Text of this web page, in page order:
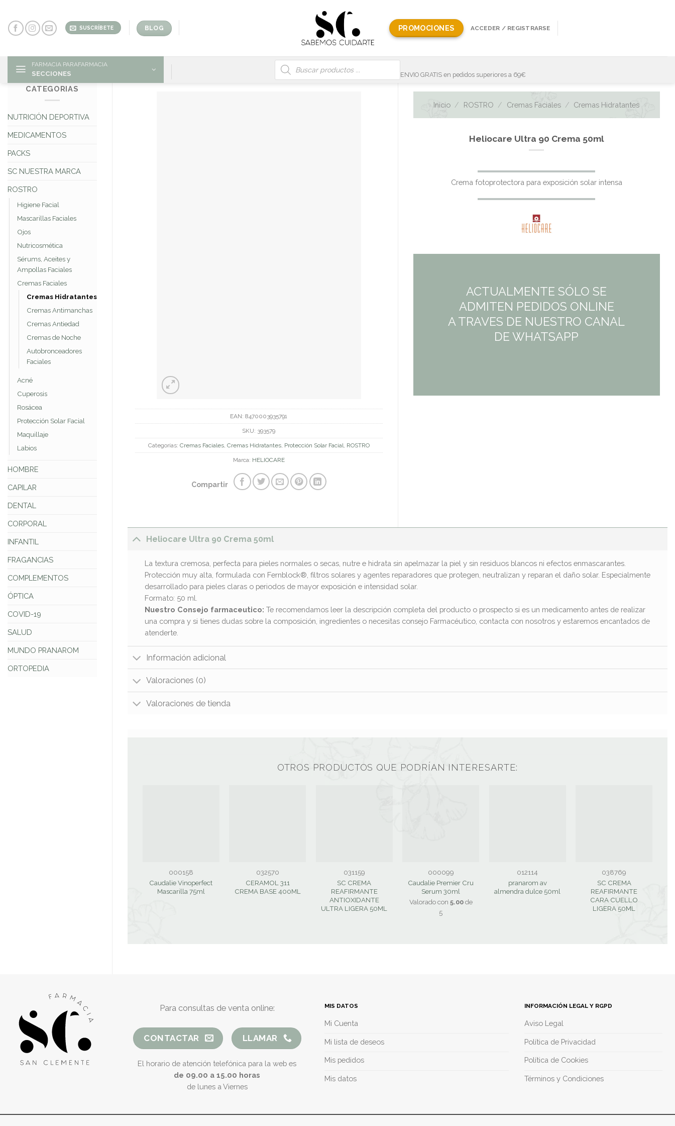
content
SUSCRÍBETE BLOG PROMOCIONES ACCEDER / REGISTRARSE
FARMACIA PARAFARMACIA
SECCIONES
Búsqueda
de
productos
ENVIO GRATIS en pedidos superiores a 69€
CATEGORIAS
NUTRICIÓN DEPORTIVA
MEDICAMENTOS
PACKS
SC NUESTRA MARCA
ROSTRO
Higiene Facial
Mascarillas Faciales
Ojos
Nutricosmética
Sérums, Aceites y
Ampollas Faciales
Cremas Faciales
Cremas Hidratantes
Cremas Antimanchas
Cremas Antiedad
Cremas de Noche
Autobronceadores
Faciales
Acné
Cuperosis
Rosácea
Protección Solar Facial
Maquillaje
Labios
HOMBRE
CAPILAR
DENTAL
CORPORAL
INFANTIL
FRAGANCIAS
COMPLEMENTOS
ÓPTICA
COVID-19
SALUD
MUNDO PRANAROM
ORTOPEDIA
EAN:8470003935791
SKU: 393579
Categorías: Cremas Faciales, Cremas Hidratantes, Protección Solar Facial, ROSTRO
Marca: HELIOCARE
Compartir
Inicio / ROSTRO / Cremas Faciales / Cremas Hidratantes
Heliocare Ultra 90 Crema 50ml
Crema fotoprotectora para exposición solar intensa
ACTUALMENTE SÓLO SE
ADMITEN PEDIDOS ONLINE
A TRAVES DE NUESTRO CANAL
DE WHATSAPP
Heliocare Ultra 90 Crema 50ml
La textura cremosa, perfecta para pieles normales o secas, nutre e hidrata sin apelmazar la piel y sin residuos blancos ni efectos enmascarantes.
Protección muy alta, formulada con Fernblock®, filtros solares y agentes reparadores que protegen, neutralizan y reparan el daño solar. Especialmente
desarrollado para pieles claras o periodos de mayor exposición e intensidad solar.
Formato: 50 ml.
Nuestro Consejo farmaceutico: Te recomendamos leer la descripción completa del producto o prospecto si es un medicamento antes de realizar
una compra y si tienes dudas sobre la composición, ingredientes o necesitas consejo Farmacéutico, contacta con nosotros y estaremos encantados de
atenderte.
Información adicional
Valoraciones (0)
Valoraciones de tienda
OTROS PRODUCTOS QUE PODRÍAN INTERESARTE:
000158
Caudalie Vinoperfect
Mascarilla 75ml
032570
CERAMOL 311
CREMA BASE 400ML
031159
SC CREMA
REAFIRMANTE
ANTIOXIDANTE
ULTRA LIGERA 50ML
000099
Caudalie Premier Cru
Serum 30ml
Valorado con 5.00de
5
012114
pranarom av
almendra dulce 50ml
038769
SC CREMA
REAFIRMANTE
CARA CUELLO
LIGERA 50ML
Para consultas de venta online:
CONTACTAR LLAMAR
El horario de atención telefónica para la web es
de 09.00 a 15.00 horas
de lunes a Viernes
MIS DATOS
Mi Cuenta
Mi lista de deseos
Mis pedidos
Mis datos
INFORMACIÓN LEGAL Y RGPD
Aviso Legal
Política de Privacidad
Política de Cookies
Términos y Condiciones